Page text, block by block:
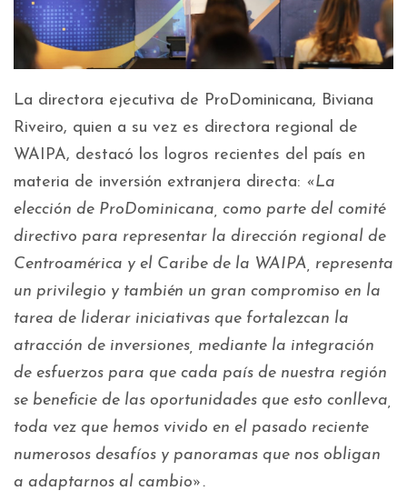
La directora ejecutiva de ProDominicana, Biviana
Riveiro, quien a su vez es directora regional de
WAIPA, destacó los logros recientes del país en
materia de inversión extranjera directa: «La
elección de ProDominicana, como parte del comité
directivo para representar la dirección regional de
Centroamérica y el Caribe de la WAIPA, representa
un privilegio y también un gran compromiso en la
tarea de liderar iniciativas que fortalezcan la
atracción de inversiones, mediante la integración
de esfuerzos para que cada país de nuestra región
se beneficie de las oportunidades que esto conlleva,
toda vez que hemos vivido en el pasado reciente
numerosos desafíos y panoramas que nos obligan
a adaptarnos al cambio».